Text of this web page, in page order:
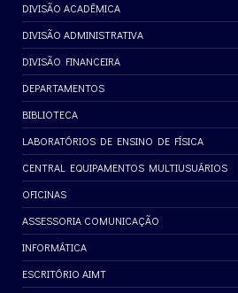
DIVISÃO ACADÊMICA
DIVISÃO ADMINISTRATIVA
DIVISÃO FINANCEIRA
DEPARTAMENTOS
BIBLIOTECA
LABORATÓRIOS DE ENSINO DE FÍSICA
CENTRAL EQUIPAMENTOS MULTIUSUÁRIOS
OFICINAS
ASSESSORIA COMUNICAÇÃO
INFORMÁTICA
ESCRITÓRIO AIMT